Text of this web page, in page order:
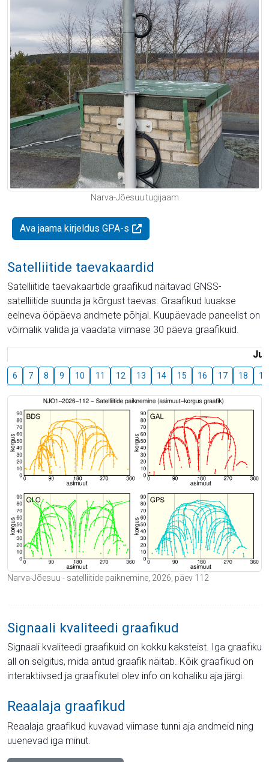
Narva-Jõesuu tugijaam
Ava jaama kirjeldus GPA-s
Satelliitide taevakaardid
Satelliitide taevakaartide graafikud näitavad GNSS-
satelliitide suunda ja kõrgust taevas. Graafikud luuakse
eelneva ööpäeva andmete põhjal. Kuupäevade paneelist on
võimalik valida ja vaadata viimase 30 päeva graafikuid.
6 7 8 9 10 11 12 13 14 15 16 17 18 19
Narva-Jõesuu - satelliitide paiknemine, 2026, päev 112
Signaali kvaliteedi graafikud
Signaali kvaliteedi graafikuid on kokku kaksteist. Iga graafiku
all on selgitus, mida antud graafik näitab. Kõik graafikud on
interaktiivsed ja graafikutel olev info on kohaliku aja järgi.
Reaalaja graafikud
Reaalaja graafikud kuvavad viimase tunni aja andmeid ning
uuenevad iga minut.